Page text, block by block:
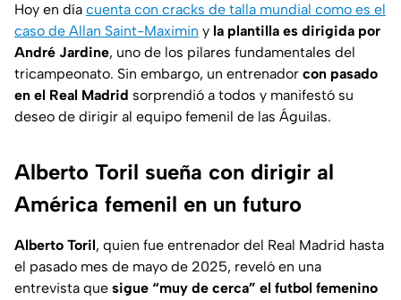
Hoy en día cuenta con cracks de talla mundial como es el
caso de Allan Saint-Maximin y la plantilla es dirigida por
André Jardine, uno de los pilares fundamentales del
tricampeonato. Sin embargo, un entrenador con pasado
en el Real Madrid sorprendió a todos y manifestó su
deseo de dirigir al equipo femenil de las Águilas.
Alberto Toril sueña con dirigir al
América femenil en un futuro
Alberto Toril, quien fue entrenador del Real Madrid hasta
el pasado mes de mayo de 2025, reveló en una
entrevista que sigue “muy de cerca” el futbol femenino